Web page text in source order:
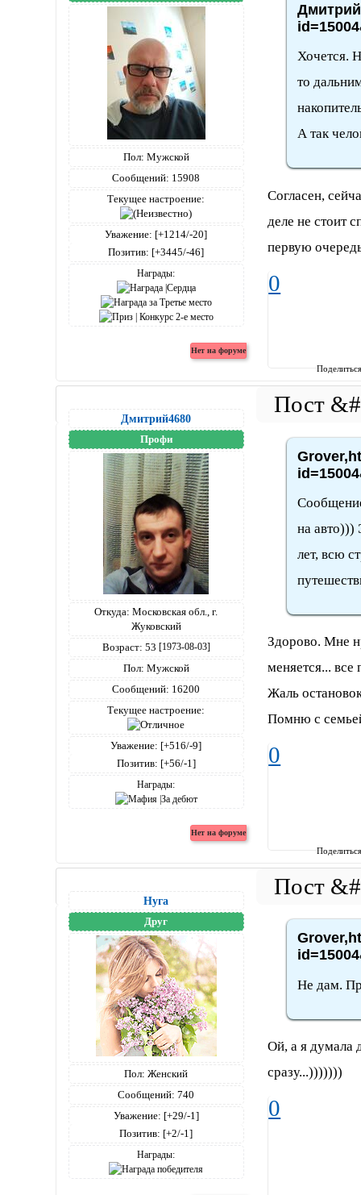
Пол: Мужской
Сообщений: 15908
Текущее настроение:
Уважение: [+1214/-20]
Позитив: [+3445/-46]
Награды:
Хочется.
то
А так
Согласен,
деле не стоит
первую
0
Дмитрий4680
Профи
Откуда: Московская обл., г.
Жуковский
Возраст: 53 [1973-08-03]
Пол: Мужской
Сообщений: 16200
Текущее настроение:
Уважение: [+516/-9]
Позитив: [+56/-1]
Награды:
на авто)))
лет, всю
Здорово. Мне
меняется... все
Жаль
Помню с
0
Нуга
Друг
Пол: Женский
Сообщений: 740
Уважение: [+29/-1]
Позитив: [+2/-1]
Награды:
Не дам.
Ой, а я думала
сразу...)))))))
0